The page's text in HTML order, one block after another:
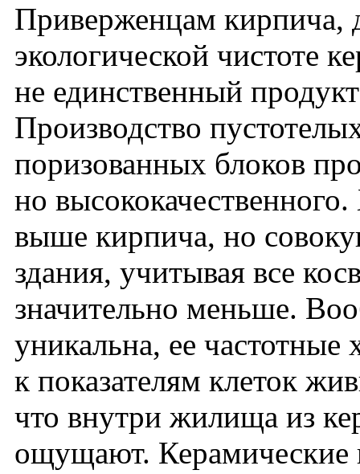
Приверженцам кирпича,
экологической чистоте
не единственный
Производство
поризованных блоков
но
выше кирпича, но
здания, учитывая все
значительно меньше.
уникальна, ее
к показателям клеток
что внутри жилища из
ощущают. Керамические